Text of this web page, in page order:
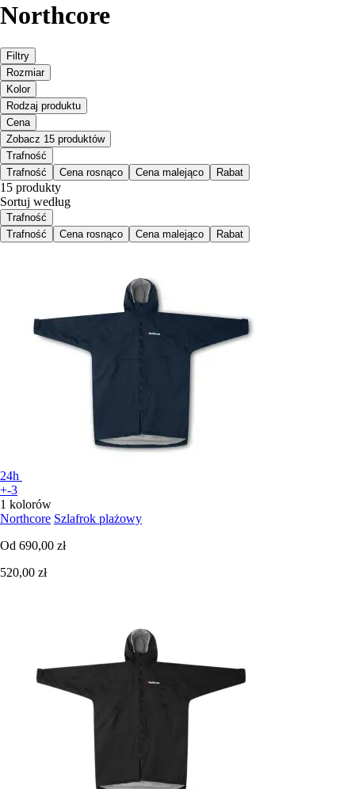
Northcore
Filtry
Rozmiar
Kolor
Rodzaj produktu
Cena
Zobacz 15 produktów
Trafność
Trafność
Cena rosnąco Cena malejąco Rabat
15 produkty
Sortuj według
Trafność
Trafność
Cena rosnąco Cena malejąco Rabat
24h
+-3
1 kolorów
Northcore Szlafrok plażowy
Od 690,00 zł
520,00 zł